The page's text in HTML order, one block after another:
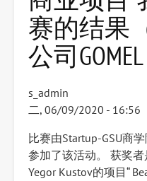
赛的结果
公司GOMEL
s_admin
二, 06/09/2020 - 16:56
比赛由Startup-GSU商
参加了该活动。 获奖
Yegor Kustov的项目“